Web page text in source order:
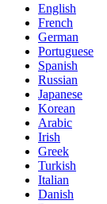
English
French
German
Portuguese
Spanish
Russian
Japanese
Korean
Arabic
Irish
Greek
Turkish
Italian
Danish